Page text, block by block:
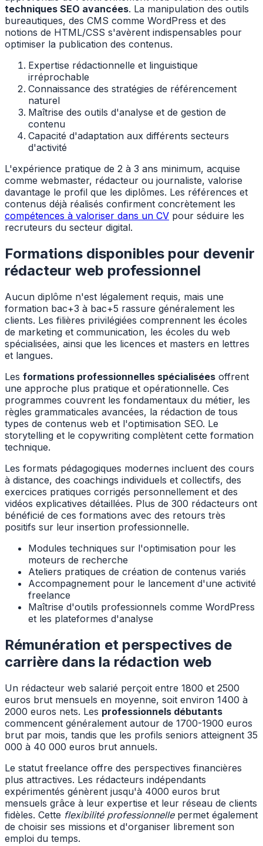
techniques SEO avancées. La manipulation des outils
bureautiques, des CMS comme WordPress et des
notions de HTML/CSS s'avèrent indispensables pour
optimiser la publication des contenus.
Expertise rédactionnelle et linguistique
irréprochable
Connaissance des stratégies de référencement
naturel
Maîtrise des outils d'analyse et de gestion de
contenu
Capacité d'adaptation aux différents secteurs
d'activité
L'expérience pratique de 2 à 3 ans minimum, acquise
comme webmaster, rédacteur ou journaliste, valorise
davantage le profil que les diplômes. Les références et
contenus déjà réalisés confirment concrètement les
compétences à valoriser dans un CV pour séduire les
recruteurs du secteur digital.
Formations disponibles pour devenir
rédacteur web professionnel
Aucun diplôme n'est légalement requis, mais une
formation bac+3 à bac+5 rassure généralement les
clients. Les filières privilégiées comprennent les écoles
de marketing et communication, les écoles du web
spécialisées, ainsi que les licences et masters en lettres
et langues.
Les formations professionnelles spécialisées offrent
une approche plus pratique et opérationnelle. Ces
programmes couvrent les fondamentaux du métier, les
règles grammaticales avancées, la rédaction de tous
types de contenus web et l'optimisation SEO. Le
storytelling et le copywriting complètent cette formation
technique.
Les formats pédagogiques modernes incluent des cours
à distance, des coachings individuels et collectifs, des
exercices pratiques corrigés personnellement et des
vidéos explicatives détaillées. Plus de 300 rédacteurs ont
bénéficié de ces formations avec des retours très
positifs sur leur insertion professionnelle.
Modules techniques sur l'optimisation pour les
moteurs de recherche
Ateliers pratiques de création de contenus variés
Accompagnement pour le lancement d'une activité
freelance
Maîtrise d'outils professionnels comme WordPress
et les plateformes d'analyse
Rémunération et perspectives de
carrière dans la rédaction web
Un rédacteur web salarié perçoit entre 1800 et 2500
euros brut mensuels en moyenne, soit environ 1400 à
2000 euros nets. Les professionnels débutants
commencent généralement autour de 1700-1900 euros
brut par mois, tandis que les profils seniors atteignent 35
000 à 40 000 euros brut annuels.
Le statut freelance offre des perspectives financières
plus attractives. Les rédacteurs indépendants
expérimentés génèrent jusqu'à 4000 euros brut
mensuels grâce à leur expertise et leur réseau de clients
fidèles. Cette flexibilité professionnellepermet également
de choisir ses missions et d'organiser librement son
emploi du temps.